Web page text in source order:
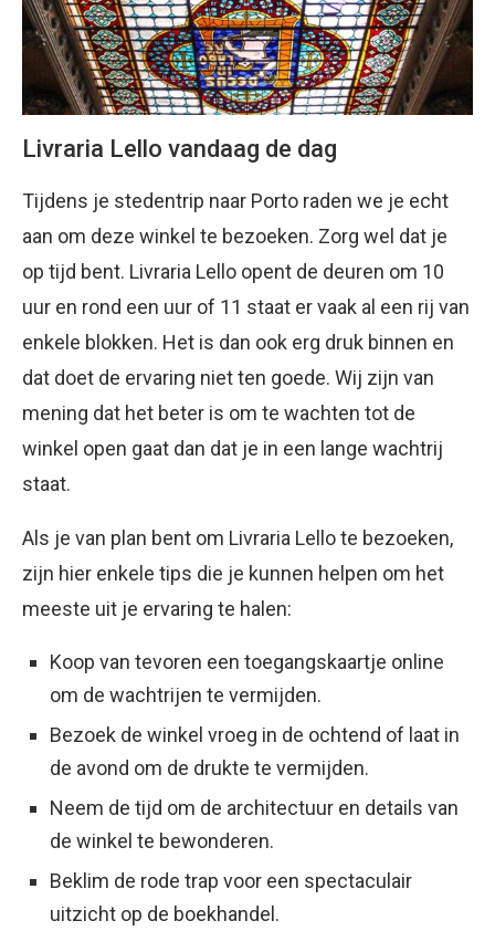
Livraria Lello vandaag de dag
Tijdens je stedentrip naar Porto raden we je echt
aan om deze winkel te bezoeken. Zorg wel dat je
op tijd bent. Livraria Lello opent de deuren om 10
uur en rond een uur of 11 staat er vaak al een rij van
enkele blokken. Het is dan ook erg druk binnen en
dat doet de ervaring niet ten goede. Wij zijn van
mening dat het beter is om te wachten tot de
winkel open gaat dan dat je in een lange wachtrij
staat.
Als je van plan bent om Livraria Lello te bezoeken,
zijn hier enkele tips die je kunnen helpen om het
meeste uit je ervaring te halen:
Koop van tevoren een toegangskaartje online
om de wachtrijen te vermijden.
Bezoek de winkel vroeg in de ochtend of laat in
de avond om de drukte te vermijden.
Neem de tijd om de architectuur en details van
de winkel te bewonderen.
Beklim de rode trap voor een spectaculair
uitzicht op de boekhandel.